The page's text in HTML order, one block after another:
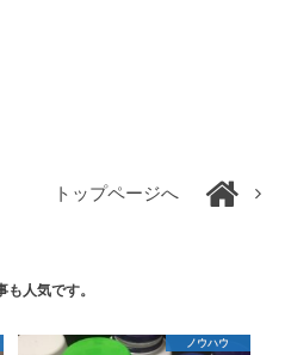
トップページへ
も人気です。
ノウハウ